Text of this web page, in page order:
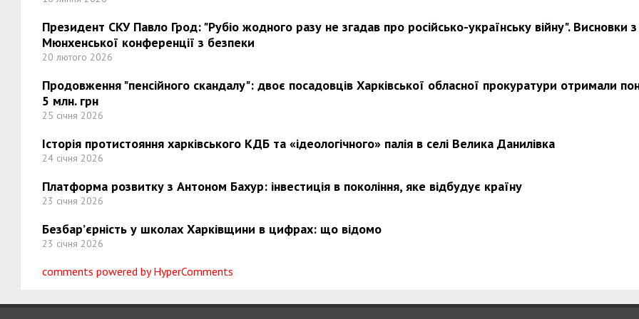
Президент СКУ Павло Грод: "Рубіо жодного разу не згадав про російсько-українську війну". Висновки з
Мюнхенської конференції з безпеки
20 лютого 2026
Продовження "пенсійного скандалу": двоє посадовців Харківської обласної прокуратури отримали
5 млн. грн
25 січня 2026
Історія протистояння харківського КДБ та «ідеологічного» палія в селі Велика Данилівка
24 січня 2026
Платформа розвитку з Антоном Бахур: інвестиція в покоління, яке відбудує країну
23 січня 2026
Безбар’єрність у школах Харківщини в цифрах: що відомо
23 січня 2026
comments powered by HyperComments